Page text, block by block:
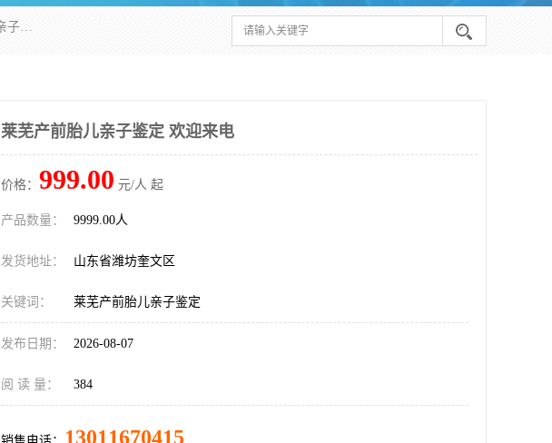
华信基因是一家专门提供亲子鉴定服务的机构，主要业务：济南亲子鉴定、临沂亲子鉴定、菏泽亲子鉴定、淄博亲子鉴定、青岛亲子鉴定、日照亲子鉴定、临朐亲子鉴定、寿光亲子鉴定等，联合广州、上海、北京、深圳、杭州、武汉、成都、合肥、贵阳、沈阳等地区有法医物证鉴定机构及基因检测公司，为国内外客户提供便捷的DNA鉴定服务。
莱芜产前胎儿亲子鉴定 欢迎来电
价格： 999.00 元/人 起
产品数量： 9999.00人
发货地址： 山东省潍坊奎文区
关键词： 莱芜产前胎儿亲子鉴定
发布日期： 2026-08-07
阅 读 量： 384
13011670415